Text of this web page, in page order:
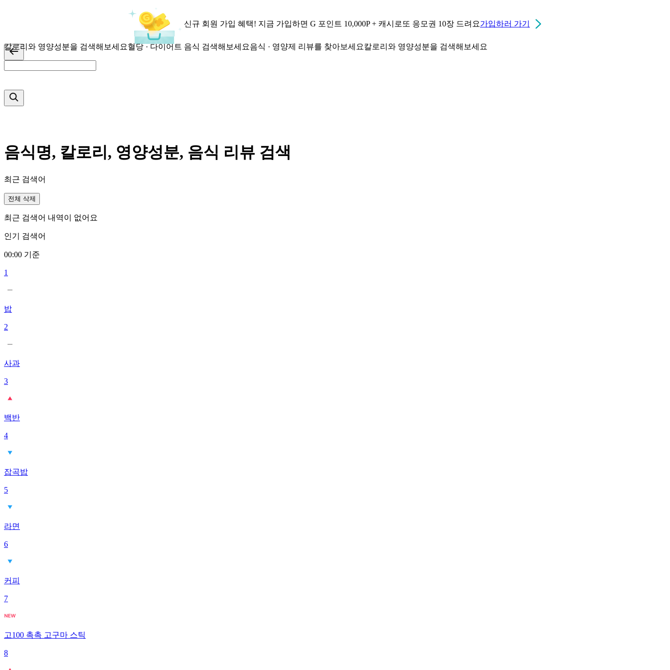
신규 회원 가입 혜택! 지금 가입하면 G 포인트 10,000P + 캐시로또 응모권 10장 드려요가입하러 가기
칼로리와 영양성분을 검색해보세요 혈당 · 다이어트 음식 검색해보세요 음식 · 영양제 리뷰를 찾아보세요 칼로리와 영양성분을 검색해보세요
음식명, 칼로리, 영양성분, 음식 리뷰 검색
최근 검색어
전체 삭제
최근 검색어 내역이 없어요
인기 검색어
00:00 기준
1
밥
2
사과
3
백반
4
잡곡밥
5
라면
6
커피
7
고100 촉촉 고구마 스틱
8